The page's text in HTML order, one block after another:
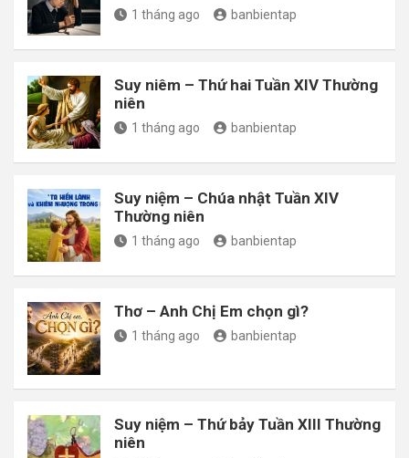
1 tháng ago banbientap
Suy niêm – Thứ hai Tuần XIV Thường
niên
1 tháng ago banbientap
Suy niệm – Chúa nhật Tuần XIV
Thường niên
1 tháng ago banbientap
Thơ – Anh Chị Em chọn gì?
1 tháng ago banbientap
Suy niệm – Thứ bảy Tuần XIII Thường
niên